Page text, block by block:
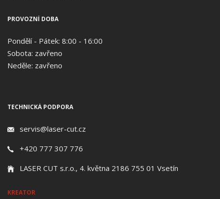
PROVOZNÍ DOBA
Pondělí - Pátek: 8:00 - 16:00
Sobota: zavřeno
Neděle: zavřeno
TECHNICKÁ PODPORA
servis@laser-cut.cz
+420 777 307 776
LASER CUT s.r.o., 4. května 2186 755 01 Vsetín
KREATOR